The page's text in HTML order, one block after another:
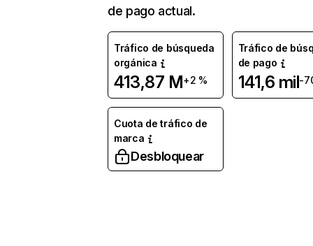
de pago actual.
Tráfico de búsqueda
orgánica
413,87 M+2 %
Tráfico de
de pago
141,6 mil-
Cuota de tráfico de
marca
Desbloquear